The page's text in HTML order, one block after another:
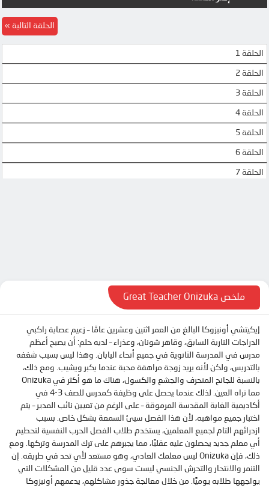
الحلقة 1
الحلقة 2
الحلقة 3
الحلقة 4
الحلقة 5
الحلقة 6
الحلقة 7
الحلقة 13
الحلقة 14
الحلقة 15
الحلقة 17
الحلقة 18
الحلقة 19
الحلقة 20
الحلقة 21
الحلقة 22
الحلقة التالية
ملخص Great Teacher Onizuka
إيكيتشي أونيزوكا البالغ من العمر اثنين وعشرين عامًا – زعيم عصابة راكبي
الدراجات النارية السابق، وقاهر شونان، وعذراء – لديه حلم: أن يصبح أعظم
مدرس في المدرسة الثانوية في جميع أنحاء اليابان. وهذا ليس بسبب شغفه
بالتدريس، ولكن لأنه يريد زوجة مراهقة محبة عندما يكبر ويشيب. ومع ذلك،
بالنسبة للجانح المنحرف والجشع والكسول، هناك ما هو أكثر في Onizuka
مما تراه العين. لذلك عندما يحصل على وظيفة كمدرس للصف 3-4 في
أكاديمية الغابة المقدسة المرموقة – على الرغم من تعيين نائب المدير – يتم
اختبار جميع مواهبه، لأن هذا الفصل سيئ السمعة بشكل خاص. بسبب
ازدرائهم التام لجميع المعلمين، يستخدم طلاب الفصل الحرب النفسية لتحطيم
أي معلم جديد يحصلون عليه عقليًا، مما يجبرهم على ترك المدرسة وتركها. ومع
ذلك، فإن Onizuka ليس معلمك العادي، وهو مستعد لأي تحد في طريقه. إن
التنمر والانتحار والتحرش الجنسي ليست سوى عدد قليل من المشكلات التي
يواجهها طلابه يوميًا. من خلال معالجة جذور مشاكلهم، يدعمهم أونيزوكا